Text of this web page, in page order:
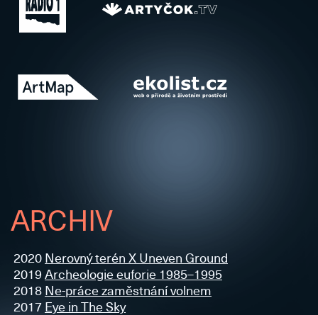
ARCHIV
2020 Nerovný terén X Uneven Ground
2019 Archeologie euforie 1985–1995
2018 Ne-práce zaměstnání volnem
2017 Eye in The Sky